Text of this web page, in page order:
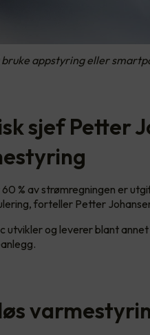
appstyring eller
sjef Petter
% av strømregningen er
forteller Petter
utvikler og leverer blant